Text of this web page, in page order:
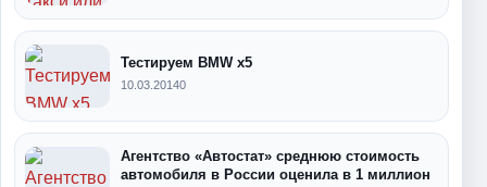
Тестируем BMW x5
10.03.20140
Агентство «Автостат» среднюю стоимость
автомобиля в России оценила в 1 миллион